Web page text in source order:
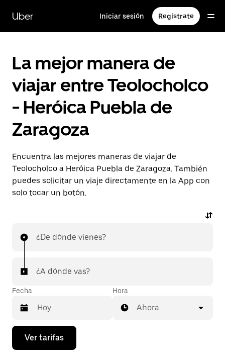
contenido
principal
Uber Iniciar sesión Regístrate
La mejor manera de
viajar entre Teolocholco
- Heróica Puebla de
Zaragoza
Encuentra las mejores maneras de viajar de
Teolocholco a Heróica Puebla de Zaragoza. También
puedes solicitar un viaje directamente en la App con
solo tocar un botón.
¿De dónde vienes?
¿A dónde vas?
Fecha
Presiona
flecha
Hora
Ahora
Ver tarifas